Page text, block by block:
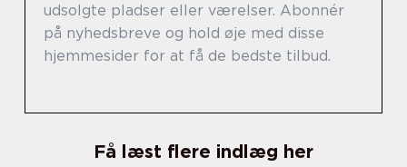
udsolgte pladser eller værelser. Abonnér
på nyhedsbreve og hold øje med disse
hjemmesider for at få de bedste tilbud.
Få læst flere indlæg her